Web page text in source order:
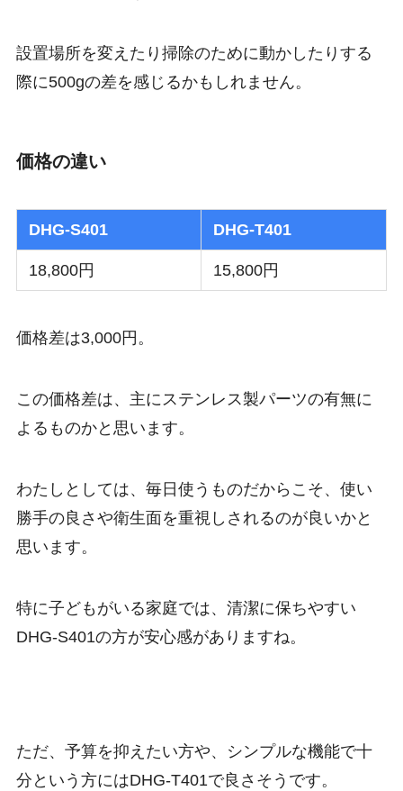
設置場所を変えたり掃除のために動かしたりする
際に500gの差を感じるかもしれません。
価格の違い
DHG-S401 DHG-T401
18,800円 15,800円
価格差は3,000円。
この価格差は、主にステンレス製パーツの有無に
よるものかと思います。
わたしとしては、毎日使うものだからこそ、使い
勝手の良さや衛生面を重視しされるのが良いかと
思います。
特に子どもがいる家庭では、清潔に保ちやすい
DHG-S401の方が安心感がありますね。
ただ、予算を抑えたい方や、シンプルな機能で十
分という方にはDHG-T401で良さそうです。